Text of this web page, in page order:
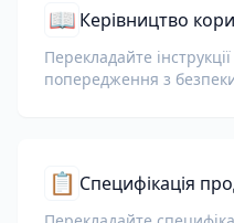
📖 Керівництво
Перекладайте
попередження з
📋 Специфікація